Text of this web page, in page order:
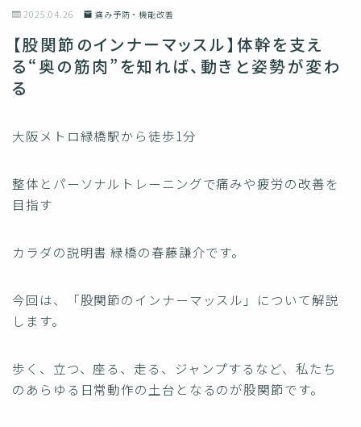
2025.04.26 痛み予防・機能改善
【股関節のインナーマッスル】体幹を支え
る“奥の筋肉”を知れば、動きと姿勢が変わ
る
大阪メトロ緑橋駅から徒歩1分
整体とパーソナルトレーニングで痛みや疲労の改善を
目指す
カラダの説明書 緑橋の春藤謙介です。
今回は、「股関節のインナーマッスル」について解説
します。
歩く、立つ、座る、走る、ジャンプするなど、私たち
のあらゆる日常動作の土台となるのが股関節です。